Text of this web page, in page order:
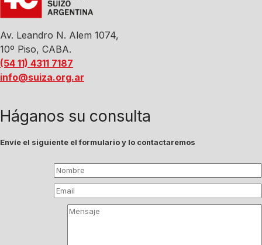
Av. Leandro N. Alem 1074,
10º Piso, CABA.
(54 11) 4311 7187
info@suiza.org.ar
Háganos su consulta
Envíe el siguiente el formulario y lo contactaremos